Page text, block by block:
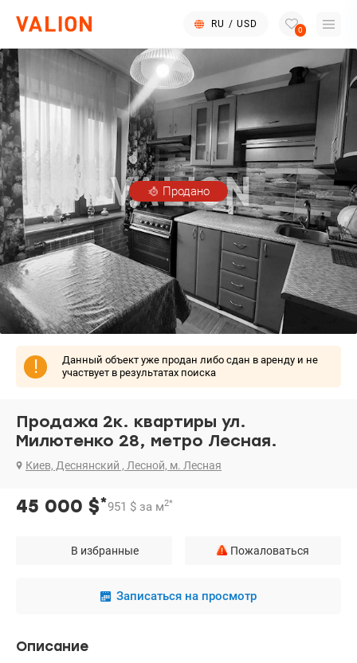
RU / USD
0
Продано
!
Данный объект уже продан либо сдан в аренду и не
участвует в результатах поиска
Продажа 2к. квартиры ул.
Милютенко 28, метро Лесная.
Киев, Деснянский , Лесной, м. Лесная
45 000 $*951 $ за м2*
В избранные Пожаловаться
Записаться на просмотр
Описание